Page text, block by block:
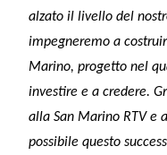
alzato il livello del
impegneremo a
Marino, progetto nel
investire e a credere.
alla San Marino RTV e
possibile questo